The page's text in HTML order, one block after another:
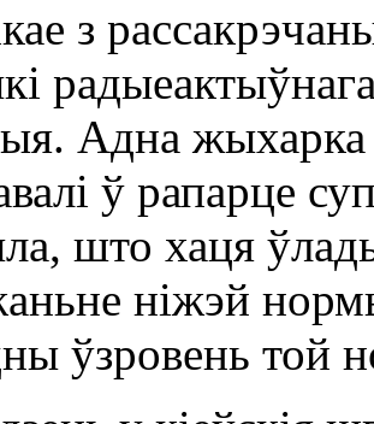
з
Адна жыхарка
ў рапарце
што хаця
ніжэй
ўзровень той